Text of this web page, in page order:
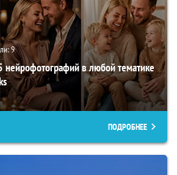
9
нейрофотографий в любой тематике
ПОДРОБНЕЕ